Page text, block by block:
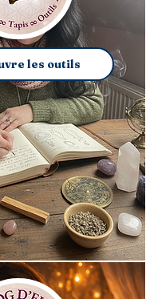
les outils